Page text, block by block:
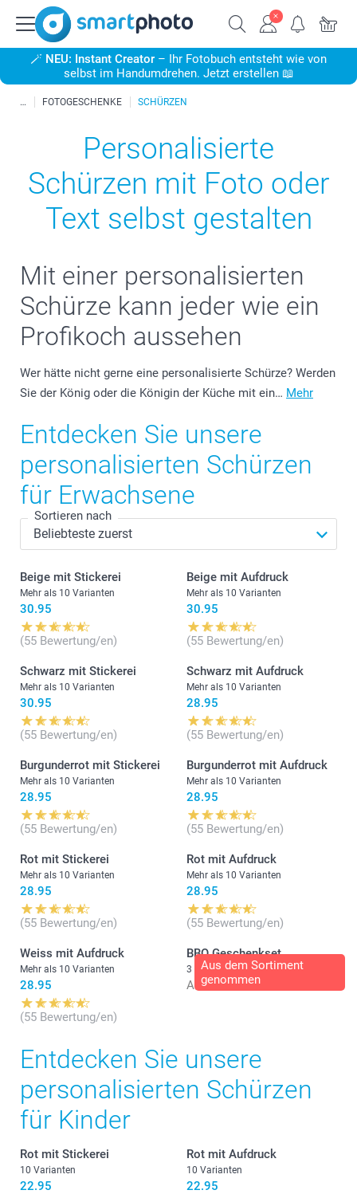
🪄 NEU: Instant Creator – Ihr Fotobuch entsteht wie von
selbst im Handumdrehen. Jetzt erstellen 📖
FOTOGESCHENKE SCHÜRZEN
Personalisierte
Schürzen mit Foto oder
Text selbst gestalten
Mit einer personalisierten
Schürze kann jeder wie ein
Profikoch aussehen
Wer hätte nicht gerne eine personalisierte Schürze? Werden
Sie der König oder die Königin der Küche mit ein… Mehr
Entdecken Sie unsere
personalisierten Schürzen
für Erwachsene
Sortieren nach
Beige mit Stickerei
Mehr als 10 Varianten
30.95
(55 Bewertung/en)
Beige mit Aufdruck
Mehr als 10 Varianten
30.95
(55 Bewertung/en)
Schwarz mit Stickerei
Mehr als 10 Varianten
30.95
(55 Bewertung/en)
Schwarz mit Aufdruck
Mehr als 10 Varianten
28.95
(55 Bewertung/en)
Burgunderrot mit Stickerei
Mehr als 10 Varianten
28.95
(55 Bewertung/en)
Burgunderrot mit Aufdruck
Mehr als 10 Varianten
28.95
(55 Bewertung/en)
Rot mit Stickerei
Mehr als 10 Varianten
28.95
(55 Bewertung/en)
Rot mit Aufdruck
Mehr als 10 Varianten
28.95
(55 Bewertung/en)
Weiss mit Aufdruck
Mehr als 10 Varianten
28.95
(55 Bewertung/en)
Aus dem Sortiment
genommen
BBQ Geschenkset
3 Varianten
Ab 72.95
Entdecken Sie unsere
personalisierten Schürzen
für Kinder
Rot mit Stickerei
10 Varianten
22.95
Rot mit Aufdruck
10 Varianten
22.95